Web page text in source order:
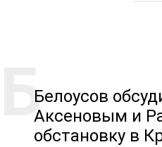
Белоусов
Аксеновым и
обстановку в